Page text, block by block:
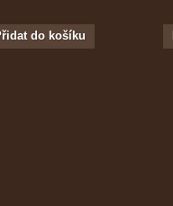
do košíku